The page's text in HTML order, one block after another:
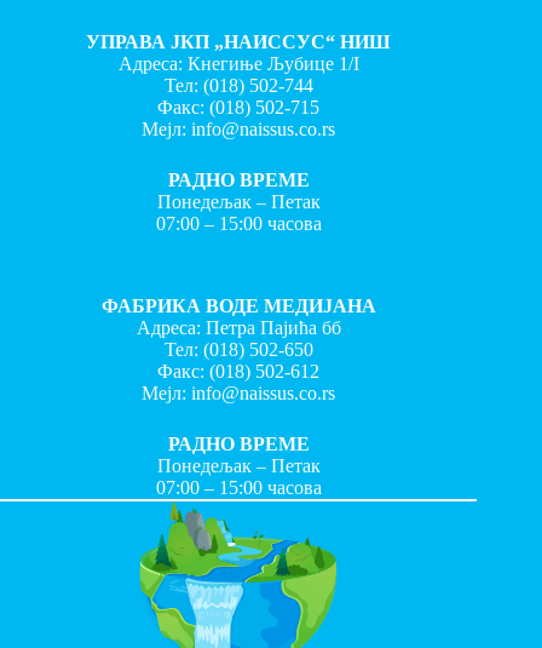
УПРАВА ЈКП „НАИССУС“ НИШ
Адреса: Кнегиње Љубице 1/I
Тел: (018) 502-744
Факс:(018) 502-715
Мејл:info@naissus.co.rs
РАДНО ВРЕМЕ
Понедељак – Петак
07:00 – 15:00 часова
ФАБРИКА ВОДЕ МЕДИЈАНА
Адреса: Петра Пајића бб
Тел: (018) 502-650
Факс:(018) 502-612
Мејл:info@naissus.co.rs
РАДНО ВРЕМЕ
Понедељак – Петак
07:00 – 15:00 часова